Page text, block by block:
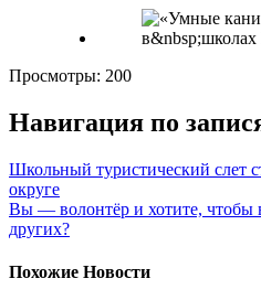
Просмотры: 200
Навигация по
Школьный туристический слет
округе
Вы — волонтёр и хотите, чтобы
других?
Похожие Новости